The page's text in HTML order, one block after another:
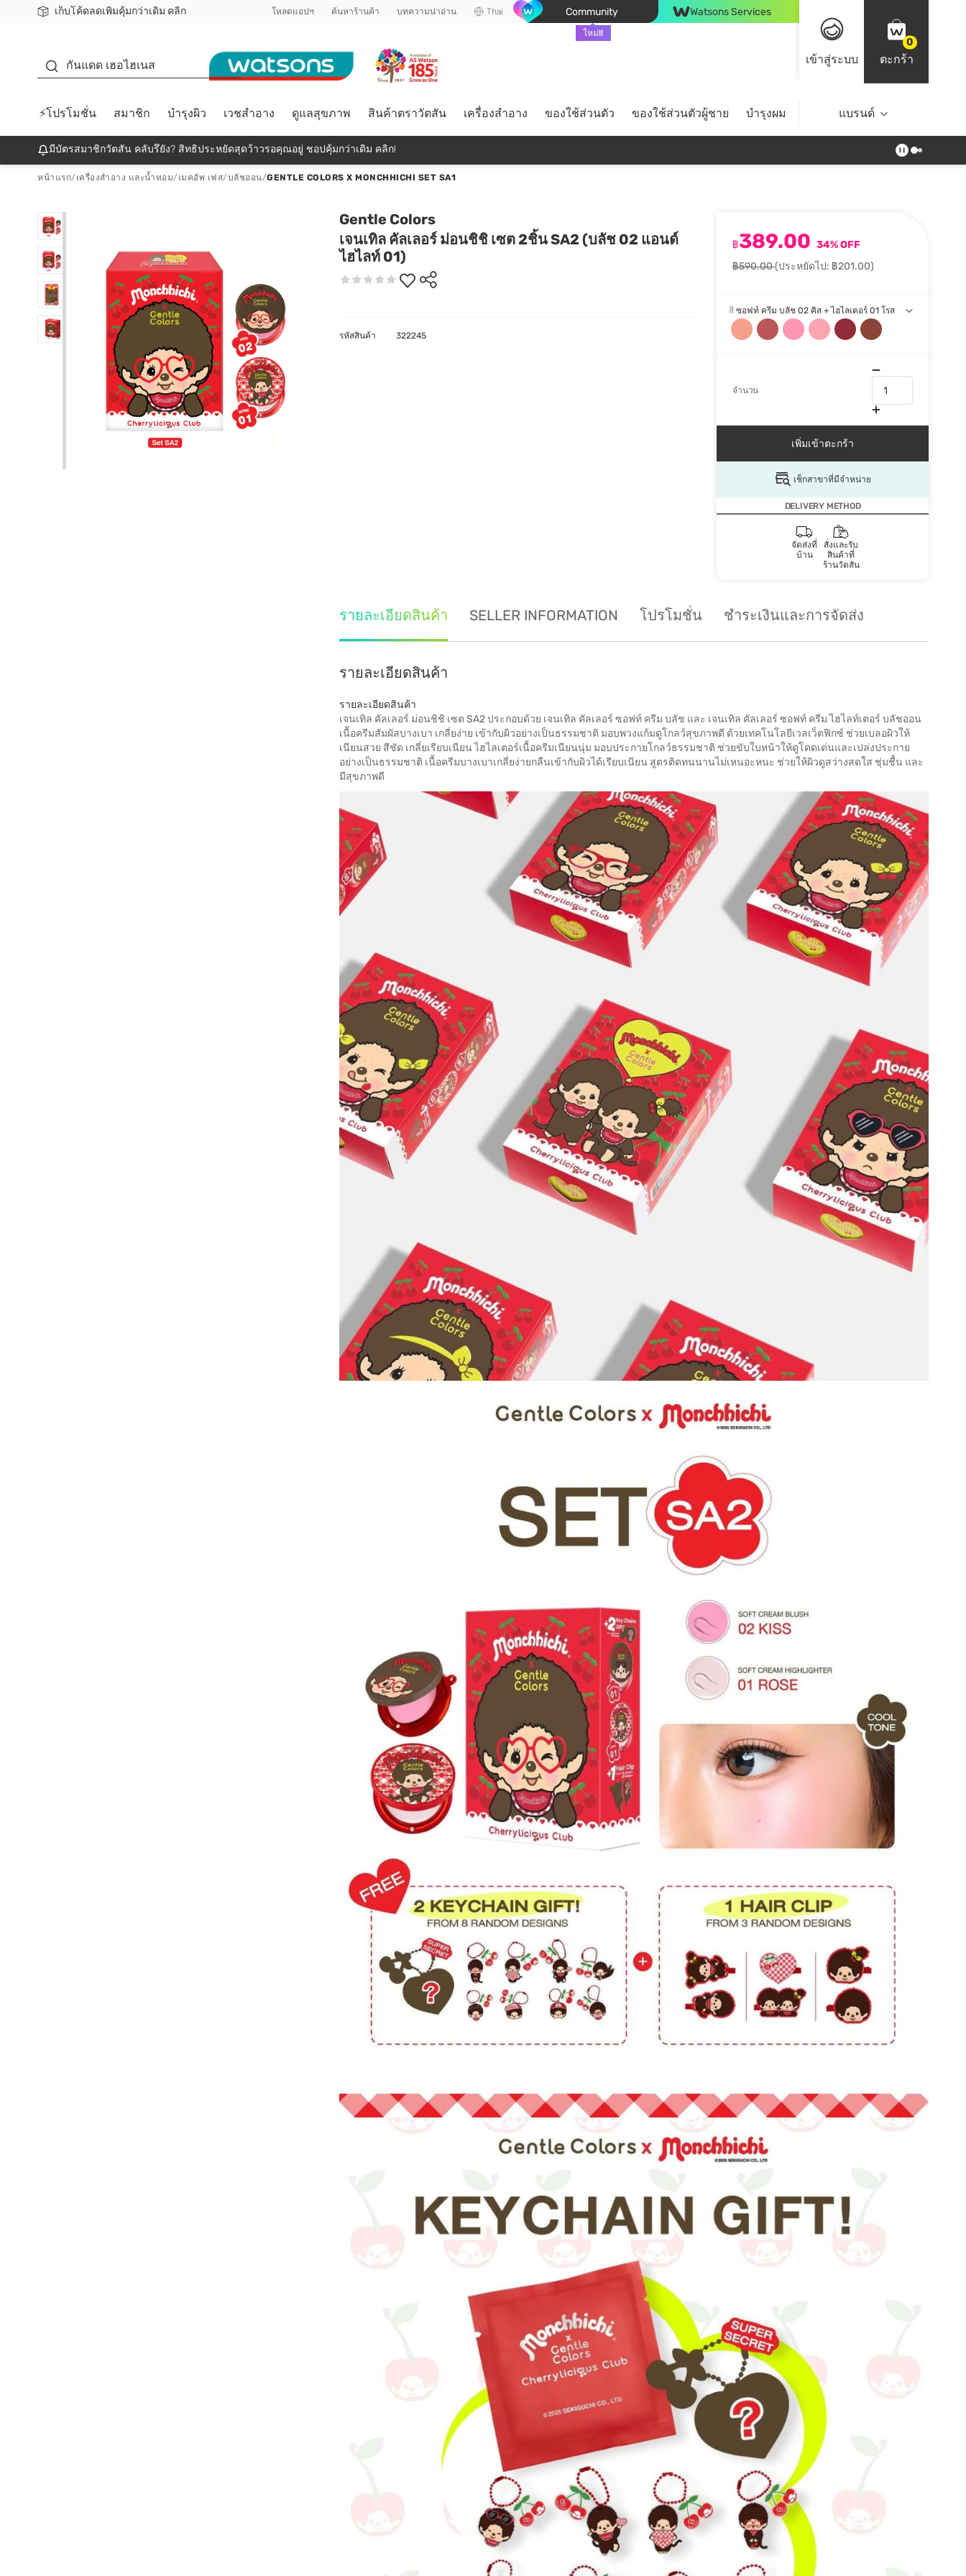
เก็บโค้ดลดเพิ่มคุ้มกว่าเดิม คลิก
ชอปออนไลน์ครั้งแรก ลดเพิ่มจุก ๆ 10%! 🎉
📦ส่งฟรี! เมื่อชอป 499฿
สมาชิกวัตสัน คลับดียังไง? โหลดแอปฯ ค้นหาร้านค้า บทความน่าอ่าน Thai Community
ใหม่!!
Watsons Services
เข้าสู่ระบบ
0
ตะกร้า
กันแดด เฮอไฮเนส
⚡โปรโมชั่น สมาชิก บำรุงผิว เวชสำอาง ดูแลสุขภาพ สินค้าตราวัตสัน เครื่องสำอาง ของใช้ส่วนตัว ของใช้ส่วนตัวผู้ชาย บำรุงผม ไลฟ์สไตล์ Top Brands
แบรนด์
มีบัตรสมาชิกวัตสัน คลับรึยัง? สิทธิประหยัดสุดว้าวรอคุณอยู่ ชอปคุ้มกว่าเดิม คลิก!
หน้าแรก/ เครื่องสำอาง และน้ำหอม/ เมคอัพ เฟส/บลัชออน/GENTLE COLORS X MONCHHICHI SET SA1
Gentle Colors
เจนเทิล คัลเลอร์ ม่อนชิชิ เซต 2ชิ้น SA2 (บลัช 02 แอนด์
ไฮไลท์ 01)
฿389.00 34% OFF
฿590.00(ประหยัดไป: ฿201.00)
สี ซอฟท์ ครีม บลัช 02 คิส + ไฮไลเตอร์ 01 โรส
จำนวน
เพิ่มเข้าตะกร้า
เช็กสาขาที่มีจำหน่าย
DELIVERY METHOD
จัดส่งที่
บ้าน
สั่งและรับ
สินค้าที่
ร้านวัตสัน
รหัสสินค้า 322245
รายละเอียดสินค้า SELLER INFORMATION โปรโมชั่น ชำระเงินและการจัดส่ง
รายละเอียดสินค้า
รายละเอียดสินค้า
เจนเทิล คัลเลอร์ ม่อนชิชิ เซต SA2 ประกอบด้วย เจนเทิล คัลเลอร์ ซอฟท์ ครีม บลัช และ เจนเทิล คัลเลอร์ ซอฟท์ ครีม ไฮไลท์เตอร์ บลัชออน
เนื้อครีมสัมผัสบางเบา เกลี่ยง่าย เข้ากับผิวอย่างเป็นธรรมชาติ มอบพวงแก้มดูโกลว์สุขภาพดี ด้วยเทคโนโลยีเวลเว็ตฟิกซ์ ช่วยเบลอผิวให้
เนียนสวย สีชัด เกลี่ยเรียบเนียน ไฮไลเตอร์เนื้อครีมเนียนนุ่ม มอบประกายโกลว์ธรรมชาติ ช่วยขับใบหน้าให้ดูโดดเด่นและเปล่งประกาย
อย่างเป็นธรรมชาติ เนื้อครีมบางเบาเกลี่ยง่ายกลืนเข้ากับผิวได้เรียบเนียน สูตรติดทนนานไม่เหนอะหนะ ช่วยให้ผิวดูสว่างสดใส ชุ่มชื้น และ
มีสุขภาพดี